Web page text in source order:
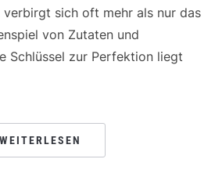
sich oft mehr als nur das
von Zutaten und
Schlüssel zur Perfektion liegt
WEITERLESEN